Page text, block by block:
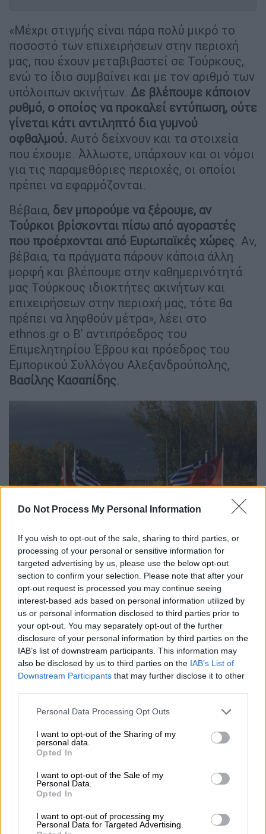
Do Not Process My Personal Information
If you wish to opt-out of the sale, sharing to third parties, or
processing of your personal or sensitive information for
targeted advertising by us, please use the below opt-out
section to confirm your selection. Please note that after your
opt-out request is processed you may continue seeing
interest-based ads based on personal information utilized by
us or personal information disclosed to third parties prior to
your opt-out. You may separately opt-out of the further
disclosure of your personal information by third parties on the
IAB’s list of downstream participants. This information may
also be disclosed by us to third parties on the IAB’s List of
Downstream Participants that may further disclose it to other
Please note that this website/app uses one or more Google
not limited to your visit or usage behaviour. You may click to
grant or deny consent to Google and its third-party tags to
use your data for below specified purposes in below Google
consent section.
Personal Data Processing Opt Outs
I want to opt-out of the Sharing of my
personal data.
Opted In
I want to opt-out of the Sale of my
Personal Data.
Opted In
I want to opt-out of processing my
Personal Data for Targeted Advertising.
«Μέχρι στιγμής είναι πάρα πολύ μικρό το
ποσοστό των επιχειρήσεων στην περιοχή
μας, που έχουν μεταβιβαστεί σε Τούρκους,
ενώ το ίδιο συμβαίνει και με τον αριθμό των
υπόλοιπων ακινήτων. Δε βλέπουμε κάποιον
ρυθμό, ο οποίος να προκαλεί εντύπωση, ούτε
γίνεται κάτι αντιληπτό δια γυμνού
οφθαλμού. Αυτό δείχνουν και τα στοιχεία
που έχουμε. Άλλωστε, υπάρχουν και οι νόμοι
για τις παραμεθόριες περιοχές, οι οποίοι
πρέπει να εφαρμόζονται.
Βέβαια, δεν μπορούμε να ξέρουμε, αν
Τούρκοι βρίσκονται πίσω από αγοραστές
που προέρχονται από Ευρωπαϊκές χώρες. Αν,
βέβαια, τα πράγματα πάρουν κάποια άλλη
μορφή και βλέπουμε στην καθημερινότητά
μας Τούρκους ιδιοκτήτες ακινήτων και
επιχειρήσεων στην περιοχή μας, τότε θα
πρέπει να ληφθούν μέτρα», λέει στο
ethnos.gr ο Β' αντιπρόεδρος του
Επιμελητηρίου Έβρου και πρόεδρος του
Εμπορικού Συλλόγου Αλεξανδρούπολης,
Βασίλης Κασαπίδης.
Η γέφυρα των Κήπων στον Έβρο (EUROKINISSI/ΤΑΤΙΑΝΑ
ΜΠΟΛΑΡΗ)
«Μεγάλο το ενδιαφέρον - υπάρχει
ανησυχία»
Για πολύ μεγάλο ενδιαφέρον Τούρκων ν'
αγοράσουν ακίνητα στην περιοχή της
Αλεξανδρούπολης κάνει λόγο ο πρόεδρος
του Συνδέσμου Ξενοδόχων Θράκης,
Απόστολος Παλακίδης, ο οποίος
δραστηριοποιείται στην Αλεξανδρούπολη. Ο
υπάρχει ανησυχία στην περιοχή, αφού είναι
ιδιαίτερα ευαίσθητη λόγω της γειτνίασής
της με την Τουρκία.
«Δεν μπορούμε να ποσοτικοποιήσουμε το
μέγεθος του ενδιαφέροντος των Τούρκων ν'
αγοράσουν ακίνητα στην περιοχή μας, αφού